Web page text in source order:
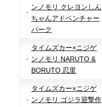
ンノモリ クレヨンしん
ちゃんアドベンチャー
パーク
タイムズカー×ニジゲ
ンノモリ NARUTO &
BORUTO 忍里
タイムズカー×ニジゲ
ンノモリ ゴジラ迎撃作